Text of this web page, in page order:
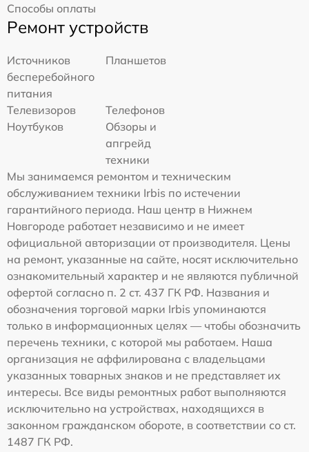
Способы оплаты
Ремонт устройств
Источников
бесперебойного
питания
Планшетов
Телевизоров
Телефонов
Ноутбуков
Обзоры и
апгрейд
техники
Мы занимаемся ремонтом и техническим
обслуживанием техники Irbis по истечении
гарантийного периода. Наш центр в Нижнем
Новгороде работает независимо и не имеет
официальной авторизации от производителя. Цены
на ремонт, указанные на сайте, носят исключительно
ознакомительный характер и не являются публичной
офертой согласно п. 2 ст. 437 ГК РФ. Названия и
обозначения торговой марки Irbis упоминаются
только в информационных целях — чтобы обозначить
перечень техники, с которой мы работаем. Наша
организация не аффилирована с владельцами
указанных товарных знаков и не представляет их
интересы. Все виды ремонтных работ выполняются
исключительно на устройствах, находящихся в
законном гражданском обороте, в соответствии со ст.
1487 ГК РФ.